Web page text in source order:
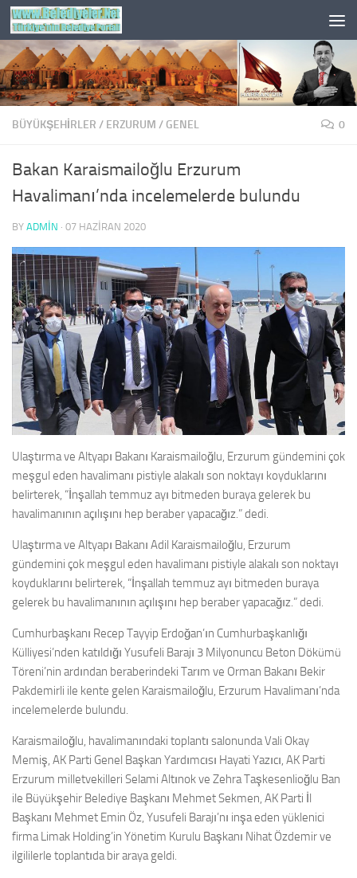
Skip to content
BÜYÜKŞEHİRLER / ERZURUM / GENEL 0
Bakan Karaismailoğlu Erzurum
Havalimanı’nda incelemelerde bulundu
BY ADMIN · 07 HAZIRAN 2020
Ulaştırma ve Altyapı Bakanı Karaismailoğlu, Erzurum gündemini çok
meşgul eden havalimanı pistiyle alakalı son noktayı koyduklarını
belirterek, “İnşallah temmuz ayı bitmeden buraya gelerek bu
havalimanının açılışını hep beraber yapacağız.” dedi.
Ulaştırma ve Altyapı Bakanı Adil Karaismailoğlu, Erzurum
gündemini çok meşgul eden havalimanı pistiyle alakalı son noktayı
koyduklarını belirterek, “İnşallah temmuz ayı bitmeden buraya
gelerek bu havalimanının açılışını hep beraber yapacağız.” dedi.
Cumhurbaşkanı Recep Tayyip Erdoğan’ın Cumhurbaşkanlığı
Külliyesi’nden katıldığı Yusufeli Barajı 3 Milyonuncu Beton Dökümü
Töreni’nin ardından beraberindeki Tarım ve Orman Bakanı Bekir
Pakdemirli ile kente gelen Karaismailoğlu, Erzurum Havalimanı’nda
incelemelerde bulundu.
Karaismailoğlu, havalimanındaki toplantı salonunda Vali Okay
Memiş, AK Parti Genel Başkan Yardımcısı Hayati Yazıcı, AK Parti
Erzurum milletvekilleri Selami Altınok ve Zehra Taşkesenlioğlu Ban
ile Büyükşehir Belediye Başkanı Mehmet Sekmen, AK Parti İl
Başkanı Mehmet Emin Öz, Yusufeli Barajı’nı inşa eden yüklenici
firma Limak Holding’in Yönetim Kurulu Başkanı Nihat Özdemir ve
ilgililerle toplantıda bir araya geldi.